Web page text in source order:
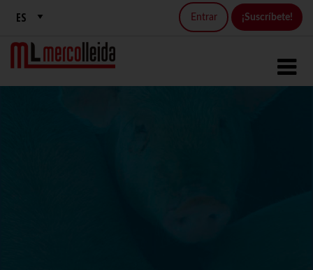
Entrar ¡Suscríbete!